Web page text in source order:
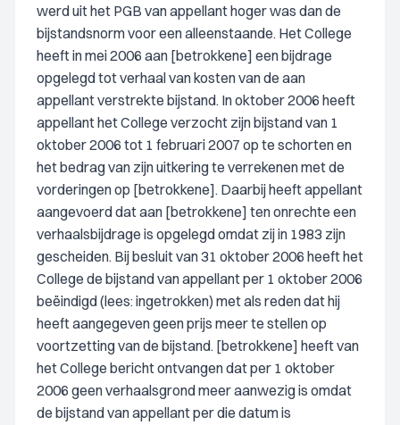
werd uit het PGB van appellant hoger was dan de
bijstandsnorm voor een alleenstaande. Het College
heeft in mei 2006 aan [betrokkene] een bijdrage
opgelegd tot verhaal van kosten van de aan
appellant verstrekte bijstand. In oktober 2006 heeft
appellant het College verzocht zijn bijstand van 1
oktober 2006 tot 1 februari 2007 op te schorten en
het bedrag van zijn uitkering te verrekenen met de
vorderingen op [betrokkene]. Daarbij heeft appellant
aangevoerd dat aan [betrokkene] ten onrechte een
verhaalsbijdrage is opgelegd omdat zij in 1983 zijn
gescheiden. Bij besluit van 31 oktober 2006 heeft het
College de bijstand van appellant per 1 oktober 2006
beëindigd (lees: ingetrokken) met als reden dat hij
heeft aangegeven geen prijs meer te stellen op
voortzetting van de bijstand. [betrokkene] heeft van
het College bericht ontvangen dat per 1 oktober
2006 geen verhaalsgrond meer aanwezig is omdat
de bijstand van appellant per die datum is